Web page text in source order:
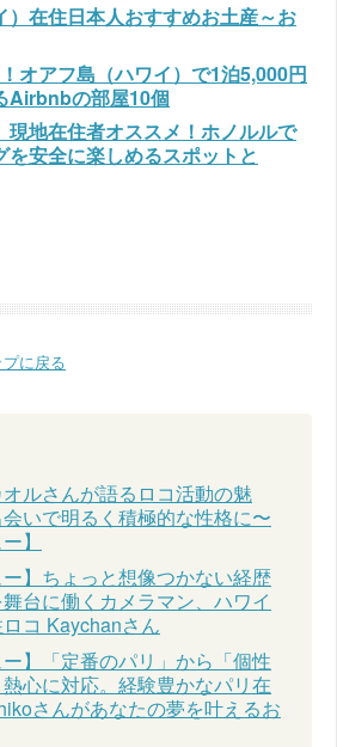
）在住日本人おすすめお土産～お
オアフ島（ハワイ）で1泊5,000円
Airbnbの部屋10個
現地在住者オススメ！ホノルルで
を安全に楽しめるスポットと
に戻る
ルさんが語るロコ活動の魅
いで明るく積極的な性格に〜
】
ー】ちょっと想像つかない経歴
台に働くカメラマン、ハワイ
ロコ Kaychanさん
ー】「定番のパリ」から「個性
心に対応。経験豊かなパリ在
さんがあなたの夢を叶えるお